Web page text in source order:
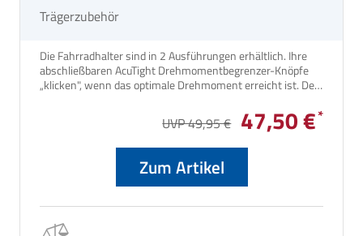
Trägerzubehör
Die Fahrradhalter sind in 2 Ausführungen erhältlich. Ihre
abschließbaren AcuTight Drehmomentbegrenzer-Knöpfe
„klicken", wenn das optimale Drehmoment erreicht ist. Der
versehen und verbindet das 3. mit dem 4. Fahrrad. Für
Thule Fahrradträger Excellent, G2 und Lift sowie für
UVP 49,95 € 47,50 €
Zum Artikel